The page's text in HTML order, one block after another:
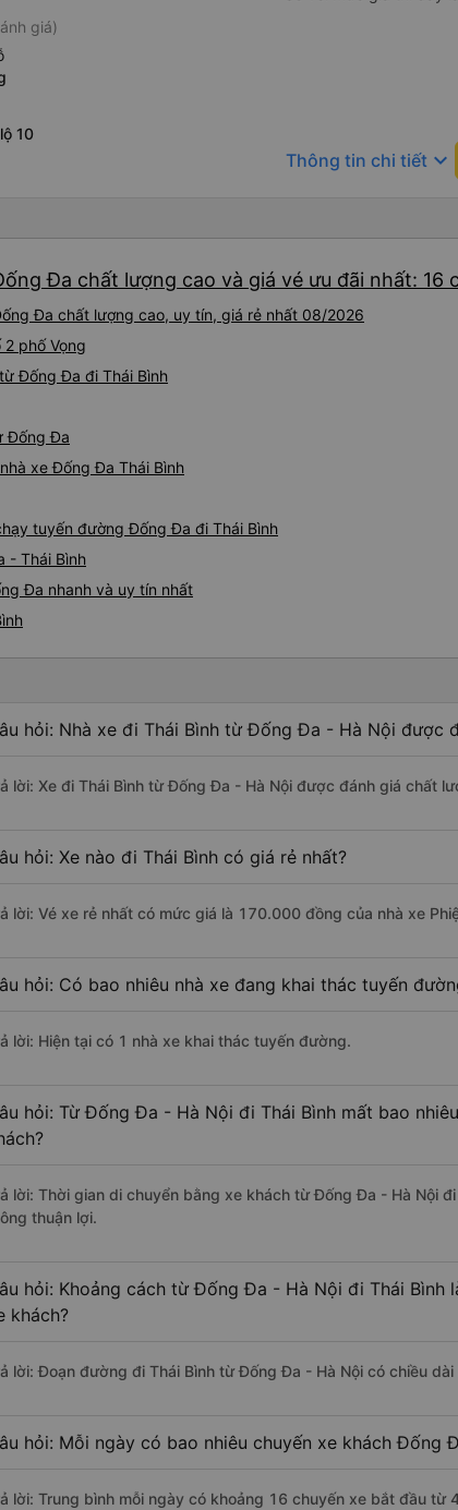
giá)
10
Thông tin chi tiết keyboard_arrow_down
Đa chất lượng cao và giá vé ưu đãi nhất: 16
Đa chất lượng cao, uy tín, giá rẻ nhất 08/2026
2 phố Vọng
Đống Đa đi Thái Bình
Đống Đa
xe Đống Đa Thái Bình
tuyến đường Đống Đa đi Thái Bình
- Thái Bình
Đa nhanh và uy tín nhất
hỏi: Nhà xe đi Thái Bình từ Đống Đa - Hà Nội được
lời: Xe đi Thái Bình từ Đống Đa - Hà Nội được đánh giá chất
hỏi: Xe nào đi Thái Bình có giá rẻ nhất?
lời: Vé xe rẻ nhất có mức giá là 170.000 đồng của nhà xe
hỏi: Có bao nhiêu nhà xe đang khai thác tuyến
lời: Hiện tại có 1 nhà xe khai thác tuyến đường.
hỏi: Từ Đống Đa - Hà Nội đi Thái Bình mất bao
lời: Thời gian di chuyển bằng xe khách từ Đống Đa - Hà Nội
thuận lợi.
hỏi: Khoảng cách từ Đống Đa - Hà Nội đi Thái Bình
khách?
lời: Đoạn đường đi Thái Bình từ Đống Đa - Hà Nội có chiều
hỏi: Mỗi ngày có bao nhiêu chuyến xe khách Đống
lời: Trung bình mỗi ngày có khoảng 16 chuyến xe bắt đầu từ